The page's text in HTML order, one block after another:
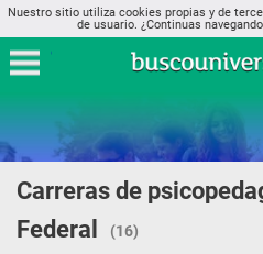
Nuestro sitio utiliza cookies propias y de
de usuario. ¿Continuas
Carreras de
Federal
(16)